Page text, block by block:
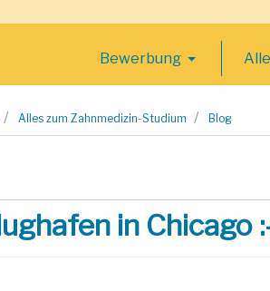
Bewerbung
Alles zum Zahnmedizin-Studium Blog
in Chicago